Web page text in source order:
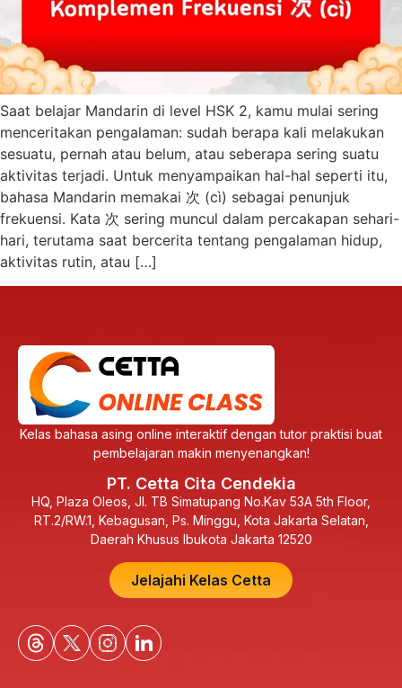
Saat belajar Mandarin di level HSK 2, kamu mulai sering
menceritakan pengalaman: sudah berapa kali melakukan
sesuatu, pernah atau belum, atau seberapa sering suatu
aktivitas terjadi. Untuk menyampaikan hal-hal seperti itu,
bahasa Mandarin memakai 次 (cì) sebagai penunjuk
frekuensi. Kata 次 sering muncul dalam percakapan sehari-
hari, terutama saat bercerita tentang pengalaman hidup,
aktivitas rutin, atau […]
Kelas bahasa asing online interaktif dengan tutor praktisi buat
pembelajaran makin menyenangkan!
PT. Cetta Cita Cendekia
HQ, Plaza Oleos, Jl. TB Simatupang No.Kav 53A 5th Floor,
RT.2/RW.1, Kebagusan, Ps. Minggu, Kota Jakarta Selatan,
Daerah Khusus Ibukota Jakarta 12520
Jelajahi Kelas Cetta